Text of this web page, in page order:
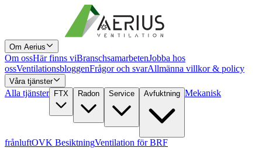
Om Aerius
Om ossHär finns viBranschsamarbetenJobba hos
ossVentilationsbloggenFrågor och svarAllmänna villkor & policy
Våra tjänster
Alla tjänster FTX Radon Service Avfuktning Mekanisk
frånluftOVK BesiktningVentilation för BRF